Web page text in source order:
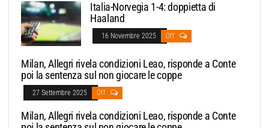
Italia-Norvegia 1-4: doppietta di
Haaland
16 Novembre 2025 Off
Milan, Allegri rivela condizioni Leao, risponde a Conte
poi la sentenza sul non giocare le coppe
27 Settembre 2025 Off
Milan, Allegri rivela condizioni Leao, risponde a Conte